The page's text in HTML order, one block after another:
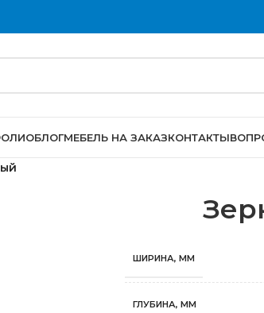
БЛОГМЕБЕЛЬ НА ЗАКАЗКОНТАКТЫ
ШИРИНА, ММ
ГЛУБИНА, ММ